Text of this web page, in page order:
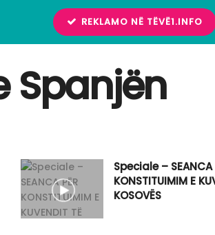
REKLAMO NË TËVË1.INFO
Spanjën
Speciale – SEANCA
KONSTITUIMIM E
KOSOVËS